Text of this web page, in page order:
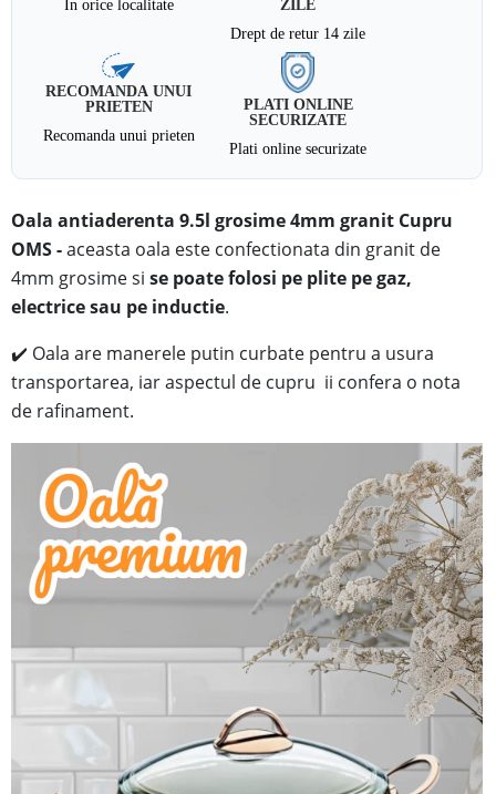
In orice localitate
ZILE
Drept de retur 14 zile
RECOMANDA UNUI
PRIETEN
Recomanda unui prieten
PLATI ONLINE
SECURIZATE
Plati online securizate
Oala antiaderenta 9.5l grosime 4mm granit Cupru
OMS-aceasta oala este confectionata din granit de
4mm grosime sise poate folosi pe plite pe gaz,
electrice sau pe inductie.
✔️ Oala are manerele putin curbate pentru a usura
transportarea, iar aspectul de cupru ii confera o nota
de rafinament.